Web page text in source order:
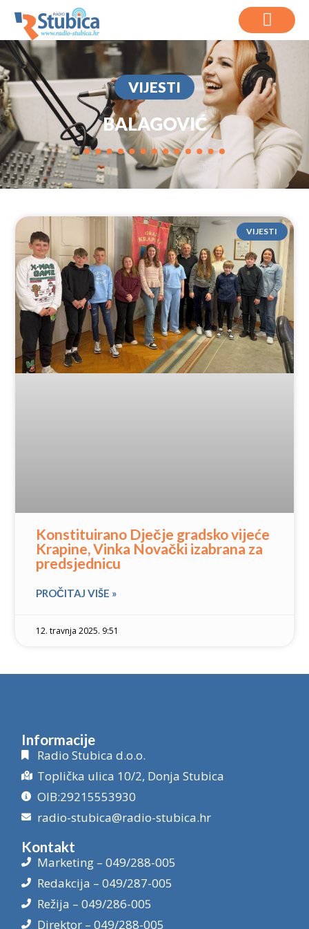
VIJESTI
BALAGOVIĆ
VIJESTI
Konstituirano Dječje gradsko vijeće
Krapine, Vinka Novački izabrana za
predsjednicu
PROČITAJ VIŠE »
12. travnja 2025. 9:51
Informacije
Radio Stubica d.o.o.
Toplička ulica 10/2, Donja Stubica
OIB:29215553930
radio-stubica@radio-stubica.hr
Kontakt
Marketing – 049/288-005
Redakcija – 049/287-005
Režija – 049/286-005
Direktor – 049/288-005